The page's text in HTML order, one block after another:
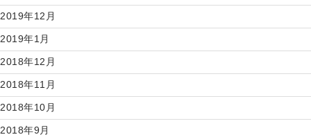
2019年12月
2019年1月
2018年12月
2018年11月
2018年10月
2018年9月